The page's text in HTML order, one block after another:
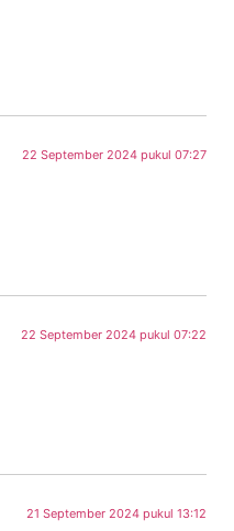
22 September 2024 pukul 07:27
22 September 2024 pukul 07:22
21 September 2024 pukul 13:12